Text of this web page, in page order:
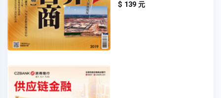
$ 139 元